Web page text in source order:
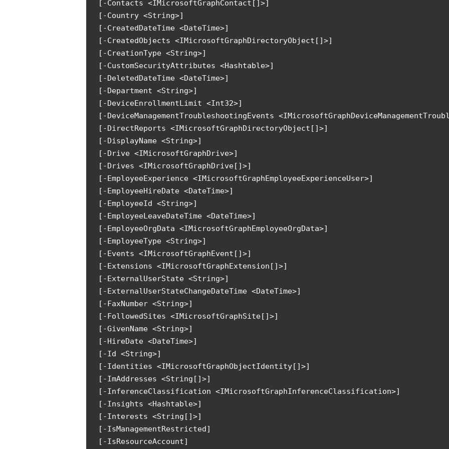
[-Contacts <IMicrosoftGraphContact[]>]
[-Country <String>]
[-CreatedDateTime <DateTime>]
[-CreatedObjects <IMicrosoftGraphDirectoryObject[]>]
[-CreationType <String>]
[-CustomSecurityAttributes <Hashtable>]
[-DeletedDateTime <DateTime>]
[-Department <String>]
[-DeviceEnrollmentLimit <Int32>]
[-DeviceManagementTroubleshootingEvents
[-DirectReports <IMicrosoftGraphDirectoryObject[]>]
[-DisplayName <String>]
[-Drive <IMicrosoftGraphDrive>]
[-Drives <IMicrosoftGraphDrive[]>]
[-EmployeeExperience <IMicrosoftGraphEmployeeExperienceUser>]
[-EmployeeHireDate <DateTime>]
[-EmployeeId <String>]
[-EmployeeLeaveDateTime <DateTime>]
[-EmployeeOrgData <IMicrosoftGraphEmployeeOrgData>]
[-EmployeeType <String>]
[-Events <IMicrosoftGraphEvent[]>]
[-Extensions <IMicrosoftGraphExtension[]>]
[-ExternalUserState <String>]
[-ExternalUserStateChangeDateTime <DateTime>]
[-FaxNumber <String>]
[-FollowedSites <IMicrosoftGraphSite[]>]
[-GivenName <String>]
[-HireDate <DateTime>]
[-Id <String>]
[-Identities <IMicrosoftGraphObjectIdentity[]>]
[-ImAddresses <String[]>]
[-InferenceClassification <IMicrosoftGraphInferenceClassification>]
[-Insights <Hashtable>]
[-Interests <String[]>]
[-IsManagementRestricted]
[-IsResourceAccount]